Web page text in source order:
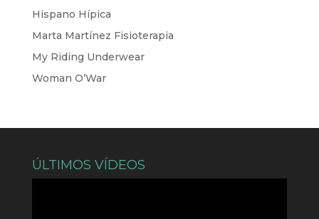
Hispano Hípica
Marta Martínez Fisioterapia
My Riding Underwear
Woman O’War
ÚLTIMOS VÍDEOS